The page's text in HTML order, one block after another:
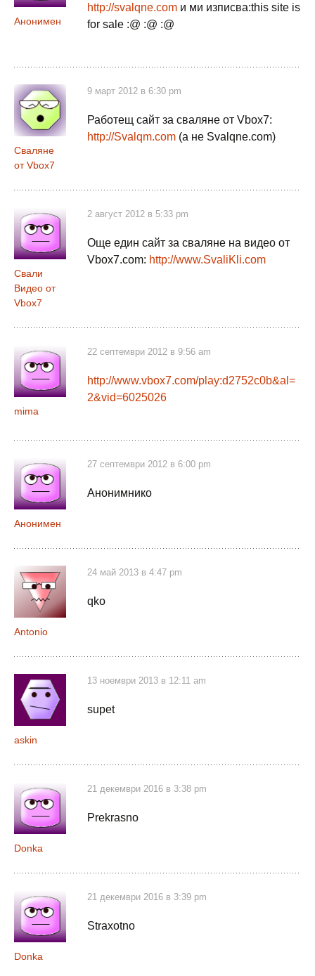
Анонимен
http://svalqne.com и ми изписвa:this site is
for sale :@ :@ :@
Сваляне
от Vbox7
9 март 2012 в 6:30 pm
Работещ сайт за сваляне от Vbox7:
http://Svalqm.com (а не Svalqne.com)
Свали
Видео от
Vbox7
2 август 2012 в 5:33 pm
Още един сайт за сваляне на видео от
Vbox7.com: http://www.SvaliKli.com
mima
22 септември 2012 в 9:56 am
http://www.vbox7.com/play:d2752c0b&al=
2&vid=6025026
Анонимен
27 септември 2012 в 6:00 pm
Анонимнико
Antonio
24 май 2013 в 4:47 pm
qko
askin
13 ноември 2013 в 12:11 am
supet
Donka
21 декември 2016 в 3:38 pm
Prekrasno
Donka
21 декември 2016 в 3:39 pm
Straxotno